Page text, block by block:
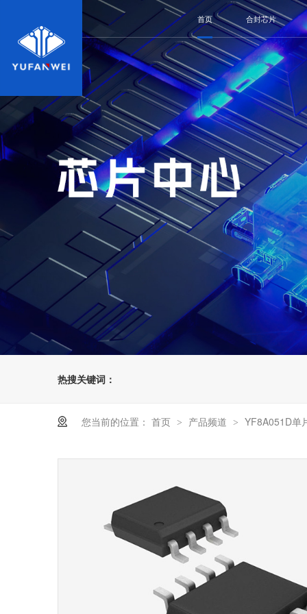
首页 合封芯片
热搜关键词：
您当前的位置： 首页 > 产品频道 > YF8A051D单